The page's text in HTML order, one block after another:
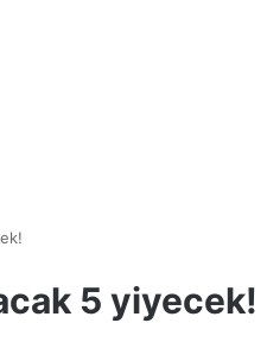
5 yiyecek!